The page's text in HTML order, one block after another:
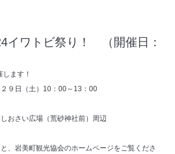
イワトビ祭り！ （開催日：
ます！
９日（土）10：00～13：00
おさい広場（荒砂神社前）周辺
、岩美町観光協会のホームページをご覧くださ